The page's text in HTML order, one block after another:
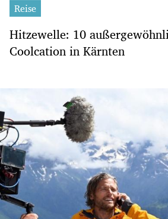
Reise
Hitzewelle: 10
Coolcation in Kärnten